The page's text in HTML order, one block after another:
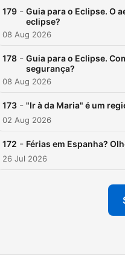
179 - Guia para o Eclipse. O
eclipse?
08 Aug 2026
178 - Guia para o Eclipse.
segurança?
08 Aug 2026
173 - "Ir à da Maria" é um
02 Aug 2026
172 - Férias em Espanha?
26 Jul 2026